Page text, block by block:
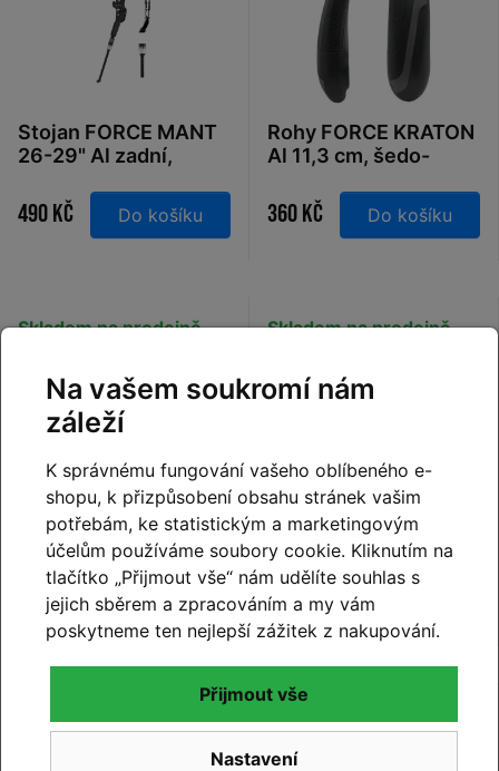
Stojan FORCE MANT
26-29" Al zadní,
490 Kč Do košíku
Rohy FORCE KRATON
Al 11,3 cm, šedo-
360 Kč Do košíku
Skladem na prodejně
Stojan FORCE E-BIKE
26-28" Al pod
rám+protikus, černý
290 Kč Do košíku
Skladem na prodejně
Nosič FORCE 26"-29"
zadní s klapákem Al,
stříbrný
549 Kč Do košíku
Na vašem soukromí nám
záleží
K správnému fungování vašeho oblíbeného e-
shopu, k přizpůsobení obsahu stránek vašim
potřebám, ke statistickým a marketingovým
účelům používáme soubory cookie. Kliknutím na
tlačítko „Přijmout vše“ nám udělíte souhlas s
jejich sběrem a zpracováním a my vám
poskytneme ten nejlepší zážitek z nakupování.
Nastavení
Přijmout vše